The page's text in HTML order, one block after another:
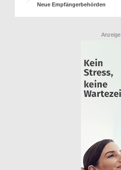
Neue Empfängerbehörden
Anzeige